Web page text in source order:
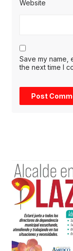
Website
Save my name,
the next time I